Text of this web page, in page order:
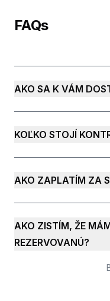
FAQs
AKO SA K VÁM
KOĽKO STOJÍ
AKO ZAPLATÍM ZA
AKO ZISTÍM, ŽE
REZERVOVANÚ?